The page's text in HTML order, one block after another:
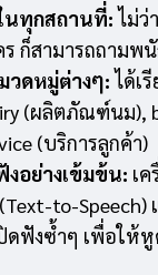
นทุกสถานที่: ไม่ว่
ก็สามารถถามพ
วดหมู่ต่างๆ: ได้เ
(ผลิตภัณฑ์นม),
(บริการลูกค้า)
อย่างเข้มข้น: เ
to-Speech)
ฟังซ้ำๆ เพื่อให้หู